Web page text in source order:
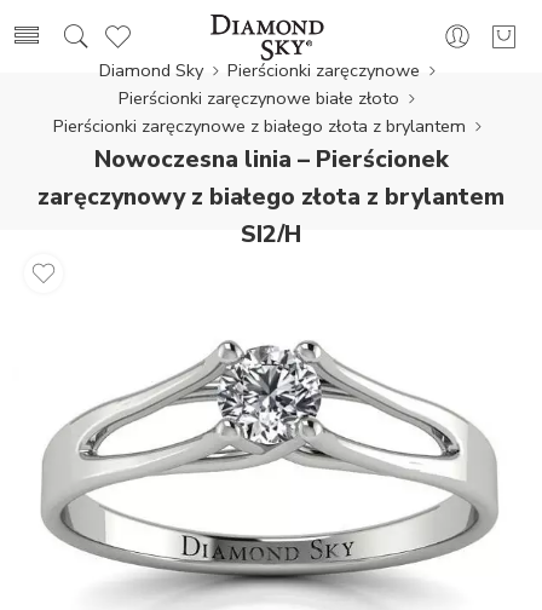
Diamond Sky
Pierścionki zaręczynowe
Pierścionki zaręczynowe białe złoto
Pierścionki zaręczynowe z białego złota z brylantem
Nowoczesna linia – Pierścionek
zaręczynowy z białego złota z brylantem
SI2/H